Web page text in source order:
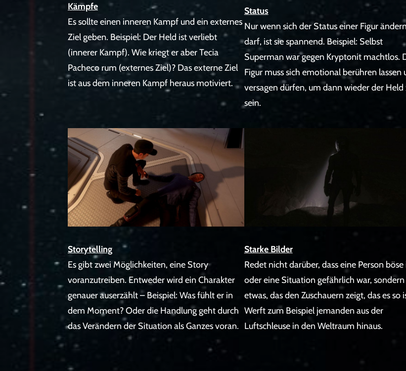
Kämpfe
Es sollte einen inneren Kampf und ein externes
Ziel geben. Beispiel: Der Held ist verliebt
(innerer Kampf). Wie kriegt er aber Tecia
Pacheco rum (externes Ziel)? Das externe Ziel
ist aus dem inneren Kampf heraus motiviert.
Status
Nur wenn sich der Status einer Figur ändern
darf, ist sie spannend. Beispiel: Selbst
Superman war gegen Kryptonit machtlos.
Figur muss sich emotional berühren lassen
versagen dürfen, um dann wieder der Held
sein.
Storytelling
Es gibt zwei Möglichkeiten, eine Story
voranzutreiben. Entweder wird ein Charakter
genauer auserzählt – Beispiel: Was fühlt er in
dem Moment? Oder die Handlung geht durch
das Verändern der Situation als Ganzes voran.
Starke Bilder
Redet nicht darüber, dass eine Person böse
oder eine Situation gefährlich war,
etwas, das den Zuschauern zeigt, das es so
Werft zum Beispiel jemanden aus der
Luftschleuse in den Weltraum hinaus.